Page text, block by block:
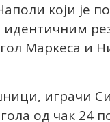
који је
Маркеса и
играчи
од чак 24